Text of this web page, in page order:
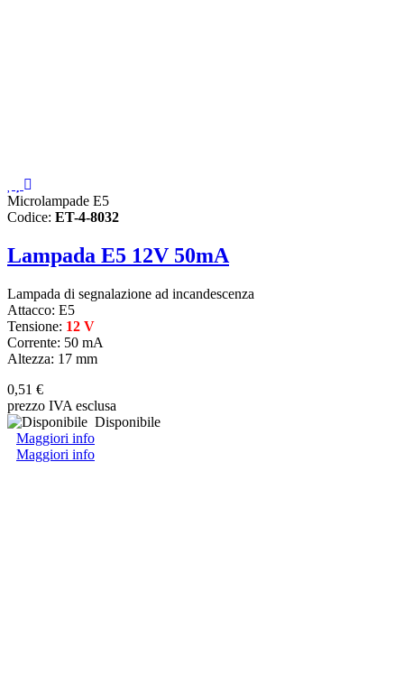
Microlampade E5
Codice: ET-4-8032
Lampada E5 12V 50mA
Lampada di segnalazione ad incandescenza
Attacco: E5
Tensione: 12 V
Corrente: 50 mA
Altezza: 17 mm
0,51 €
prezzo IVA esclusa
Disponibile
Maggiori info
Maggiori info